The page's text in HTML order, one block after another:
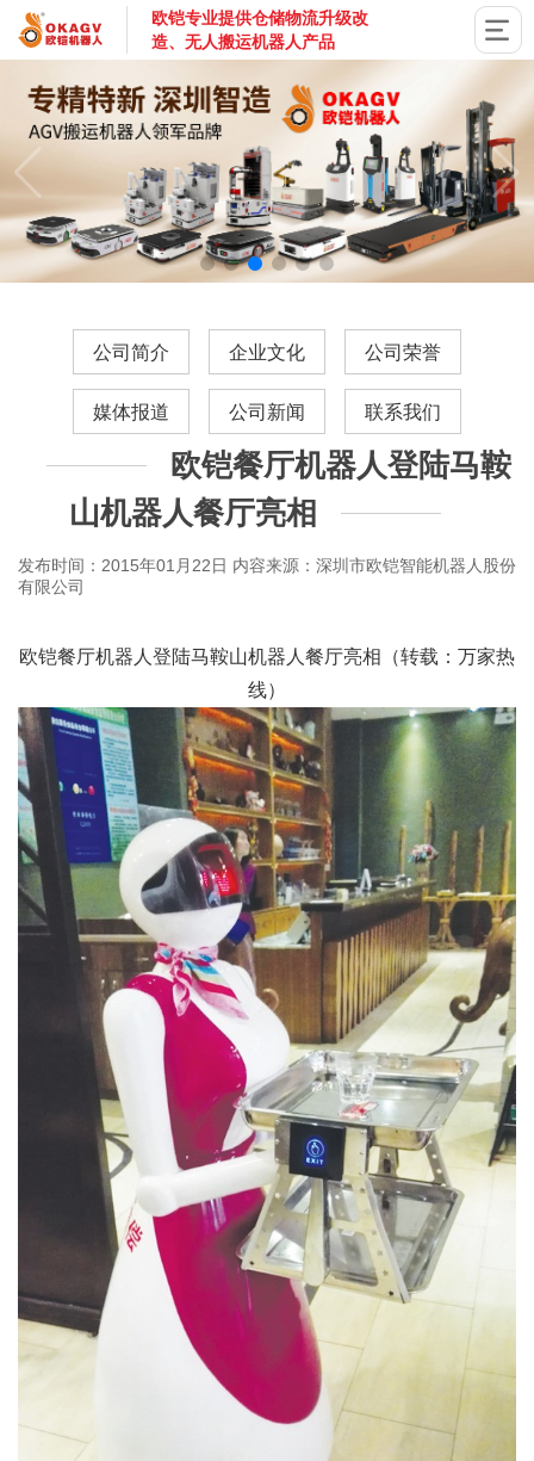
欧铠专业提供仓储物流升级改
造、无人搬运机器人产品
公司简介 企业文化 公司荣誉
媒体报道 公司新闻 联系我们
欧铠餐厅机器人登陆马鞍
山机器人餐厅亮相
发布时间：2015年01月22日 内容来源：深圳市欧铠智能机器人股份
有限公司
欧铠餐厅机器人登陆马鞍山机器人餐厅亮相（转载：万家热
线）